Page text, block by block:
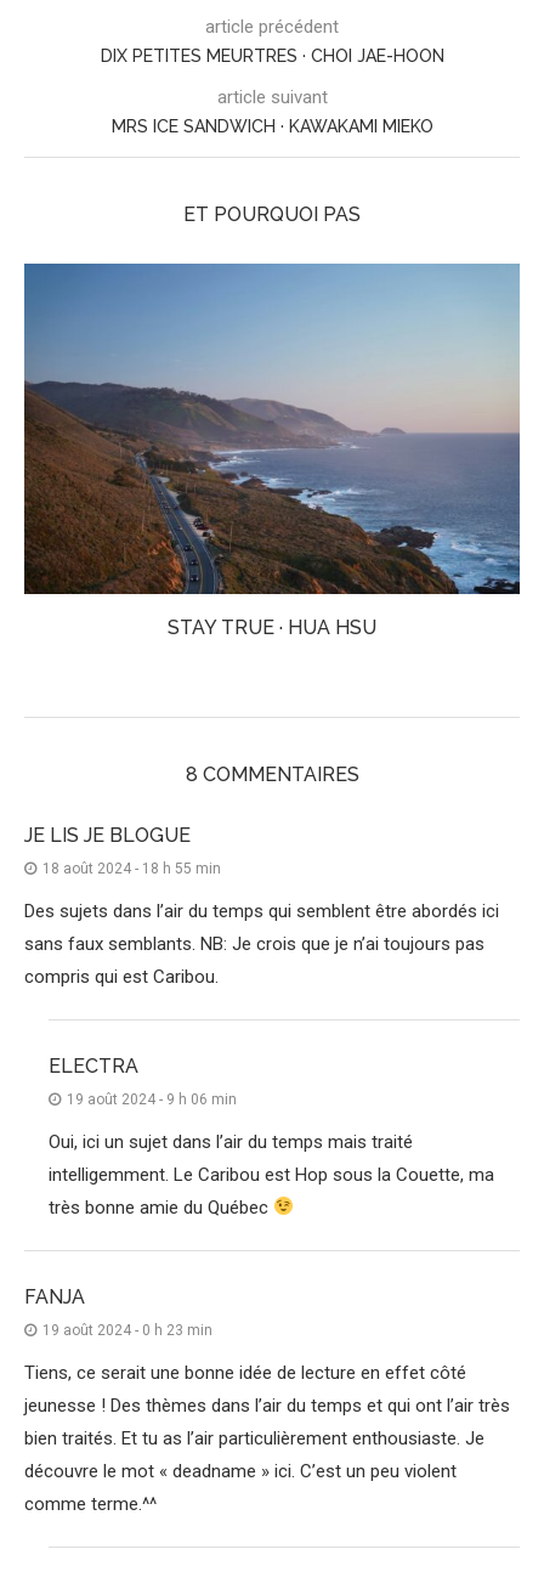
article précédent
DIX PETITES MEURTRES · CHOI JAE-HOON
article suivant
MRS ICE SANDWICH · KAWAKAMI MIEKO
ET POURQUOI PAS
STAY TRUE · HUA HSU
8 COMMENTAIRES
JE LIS JE BLOGUE
18 août 2024 - 18 h 55 min
Des sujets dans l’air du temps qui semblent être abordés ici
sans faux semblants. NB: Je crois que je n’ai toujours pas
compris qui est Caribou.
ELECTRA
19 août 2024 - 9 h 06 min
Oui, ici un sujet dans l’air du temps mais traité
intelligemment. Le Caribou est Hop sous la Couette, ma
très bonne amie du Québec
FANJA
19 août 2024 - 0 h 23 min
Tiens, ce serait une bonne idée de lecture en effet côté
jeunesse ! Des thèmes dans l’air du temps et qui ont l’air très
bien traités. Et tu as l’air particulièrement enthousiaste. Je
découvre le mot « deadname » ici. C’est un peu violent
comme terme.^^